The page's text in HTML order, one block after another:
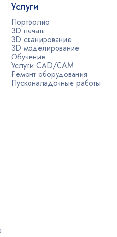
Услуги
Портфолио
3D печать
3D сканирование
3D моделирование
Обучение
Услуги CAD/CAM
Ремонт оборудования
Пусконаладочные работы